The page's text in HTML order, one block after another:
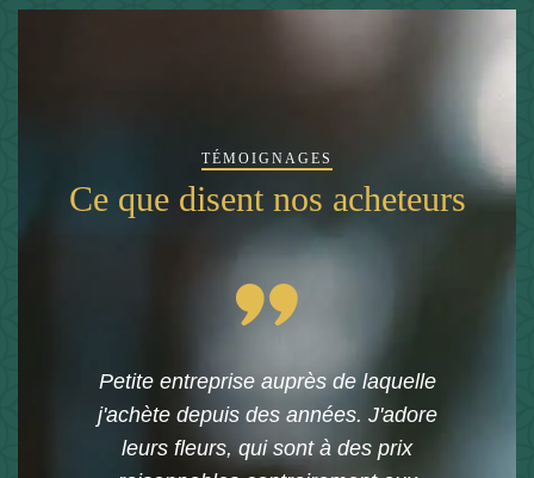
TÉMOIGNAGES
Ce que disent nos acheteurs
Petite entreprise auprès de laquelle
j'achète depuis des années. J'adore
leurs fleurs, qui sont à des prix